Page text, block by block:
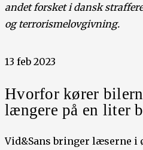
andet forsket i dansk
og terrorismelovgivning.
13 feb 2023
Hvorfor kører
længere på en liter
Vid&Sans bringer læserne i